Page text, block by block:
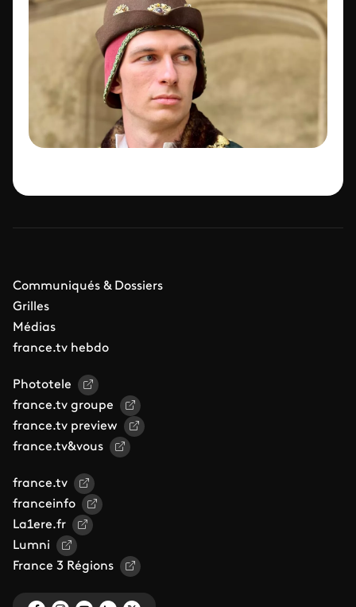
Communiqués & Dossiers
Grilles
Médias
france.tv hebdo
Phototele
france.tv groupe
france.tv preview
france.tv&vous
france.tv
franceinfo
La1ere.fr
Lumni
France 3 Régions